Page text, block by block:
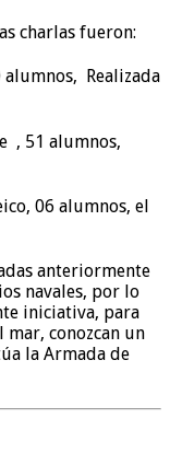
charlas fueron:
alumnos, Realizada
, 51 alumnos,
06 alumnos, el
anteriormente
navales, por lo
iniciativa, para
conozcan un
la Armada de